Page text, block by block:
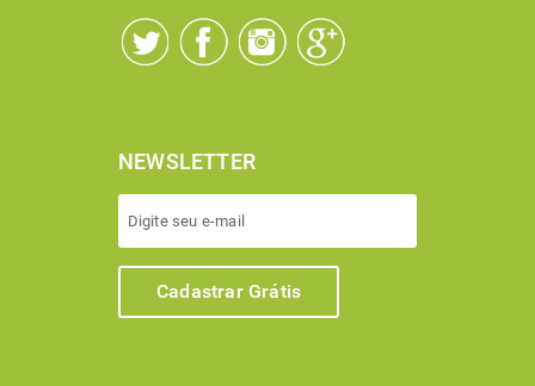
NEWSLETTER